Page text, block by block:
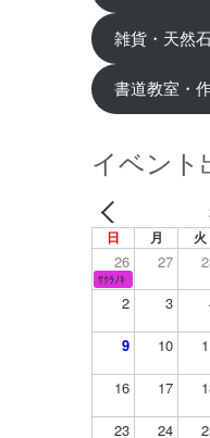
雑貨・天然
書道教室・
イベント
日 月 火
26 27
ｻｸﾗﾉｷ
2 3
9 10
16 17
23 24